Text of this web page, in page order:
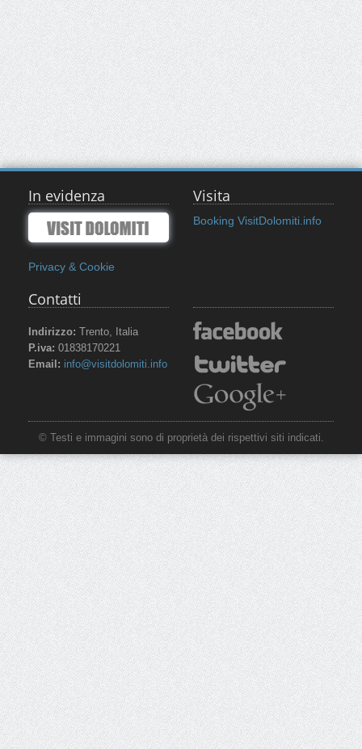
In evidenza
Privacy & Cookie
Visita
Booking VisitDolomiti.info
Contatti
Indirizzo: Trento, Italia
P.iva: 01838170221
Email: info@visitdolomiti.info
© Testi e immagini sono di proprietà dei rispettivi siti indicati.